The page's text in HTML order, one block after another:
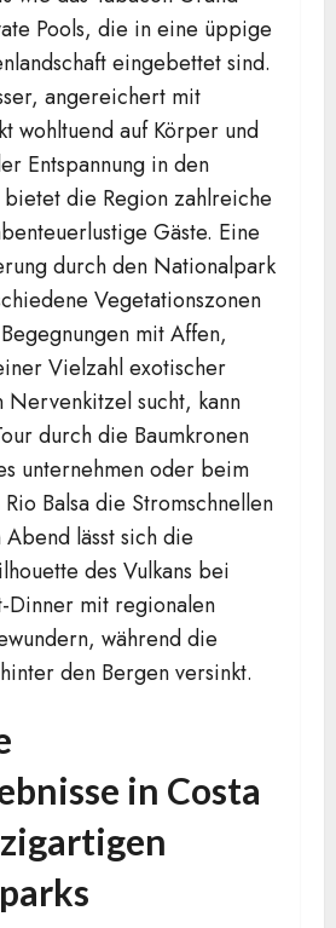
Pools, die in eine üppige
eingebettet sind.
angereichert mit
wohltuend auf Körper und
Entspannung in den
die Region zahlreiche
Gäste. Eine
durch den Nationalpark
Vegetationszonen
mit Affen,
Vielzahl exotischer
sucht, kann
durch die Baumkronen
unternehmen oder beim
Balsa die Stromschnellen
lässt sich die
des Vulkans bei
Dinner mit regionalen
während die
den Bergen versinkt.
in Costa